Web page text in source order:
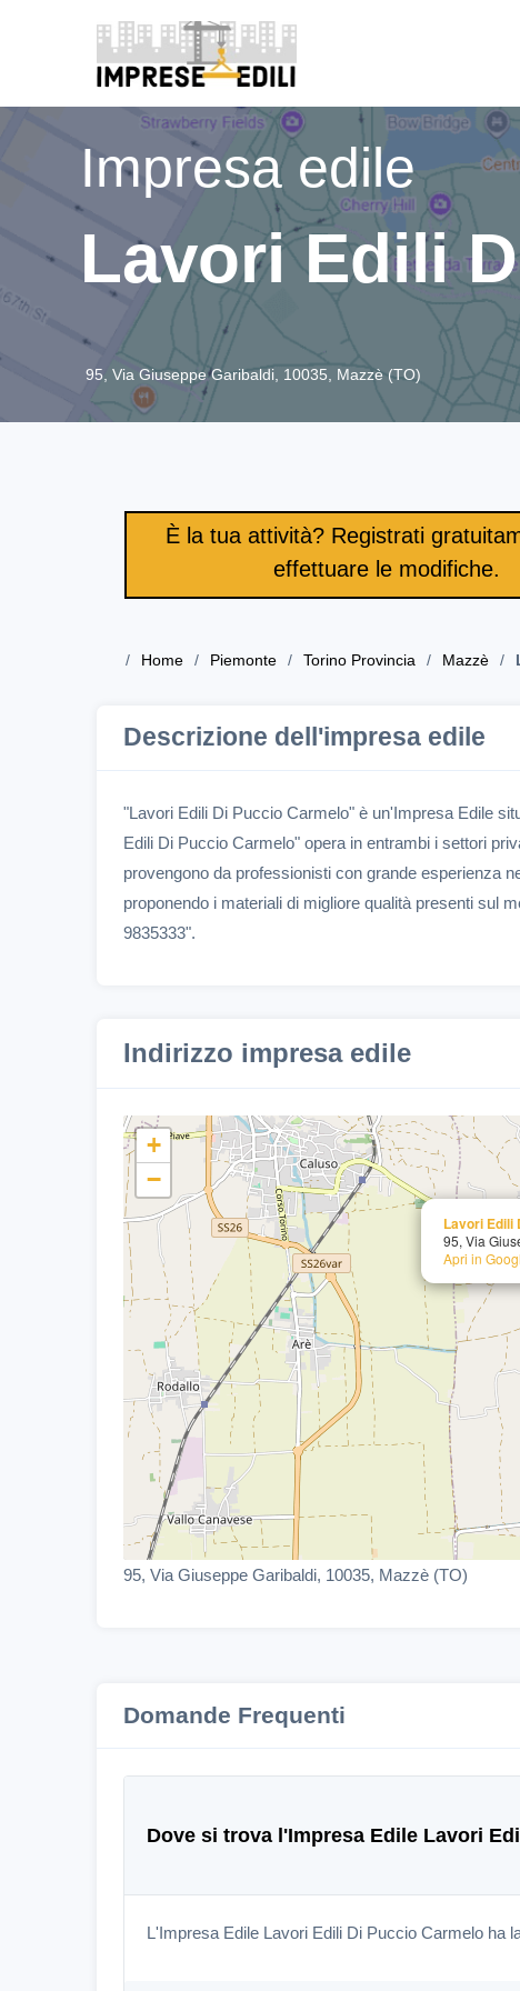
Impresa edile
Lavori Edili
95, Via Giuseppe Garibaldi, 10035, Mazzè (TO)
È la tua attività? Registrati
effettuare le modifiche.
Home Piemonte Torino Provincia Mazzè
Descrizione dell'impresa edile
"Lavori Edili Di Puccio Carmelo" è un'Impresa Edile
Edili Di Puccio Carmelo" opera in entrambi i settori
provengono da professionisti con grande esperienza
proponendo i materiali di migliore qualità presenti sul
9835333".
Indirizzo impresa edile
Lavori Edili
95, Via
Apri in
+
−
95, Via Giuseppe Garibaldi, 10035, Mazzè (TO)
Domande Frequenti
Dove si trova l'Impresa Edile Lavori
L'Impresa Edile Lavori Edili Di Puccio Carmelo ha